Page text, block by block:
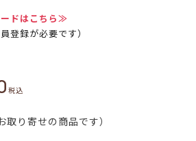
ドはこちら≫
登録が必要です）
税込
り寄せの商品です）